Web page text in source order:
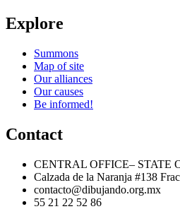
Explore
Summons
Map of site
Our alliances
Our causes
Be informed!
Contact
CENTRAL OFFICE– STATE
Calzada de la Naranja #138
contacto@dibujando.org.mx
55 21 22 52 86